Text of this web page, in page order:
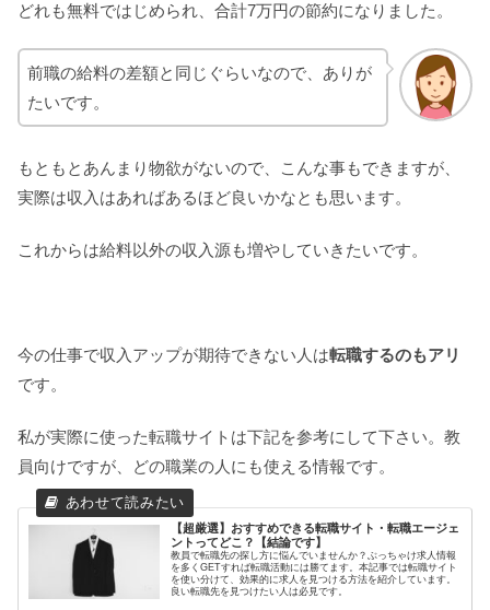
どれも無料ではじめられ、合計7万円の節約になりました。
前職の給料の差額と同じぐらいなので、ありが
たいです。
もともとあんまり物欲がないので、こんな事もできますが、
実際は収入はあればあるほど良いかなとも思います。
これからは給料以外の収入源も増やしていきたいです。
今の仕事で収入アップが期待できない人は転職するのもアリ
です。
私が実際に使った転職サイトは下記を参考にして下さい。教
員向けですが、どの職業の人にも使える情報です。
【超厳選】おすすめできる転職サイト・転職エージェ
ントってどこ？【結論です】
教員で転職先の探し方に悩んでいませんか？ぶっちゃけ求人情報
を多くGETすれば転職活動には勝てます。本記事では転職サイト
を使い分けて、効果的に求人を見つける方法を紹介しています。
良い転職先を見つけたい人は必見です。